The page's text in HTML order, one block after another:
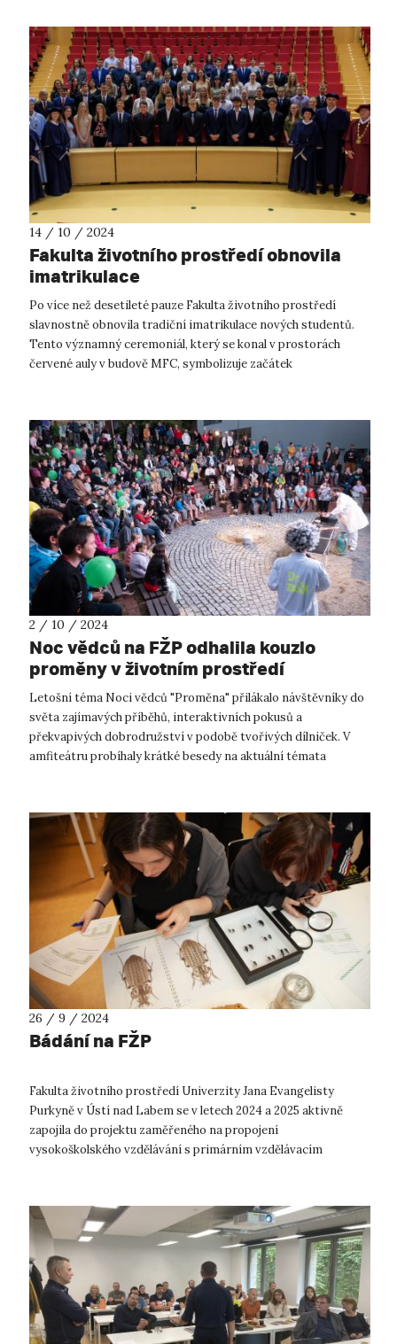
14 / 10 / 2024
Fakulta životního prostředí obnovila
imatrikulace
Po více než desetileté pauze Fakulta životního prostředí
slavnostně obnovila tradiční imatrikulace nových studentů.
Tento významný ceremoniál, který se konal v prostorách
červené auly v budově MFC, symbolizuje začátek
2 / 10 / 2024
Noc vědců na FŽP odhalila kouzlo
proměny v životním prostředí
Letošní téma Noci vědců "Proměna" přilákalo návštěvníky do
světa zajímavých příběhů, interaktivních pokusů a
překvapivých dobrodružství v podobě tvořivých dílniček. V
amfiteátru probíhaly krátké besedy na aktuální témata
26 / 9 / 2024
Bádání na FŽP
Fakulta životního prostředí Univerzity Jana Evangelisty
Purkyně v Ústí nad Labem se v letech 2024 a 2025 aktivně
zapojila do projektu zaměřeného na propojení
vysokoškolského vzdělávání s primárním vzdělávacím